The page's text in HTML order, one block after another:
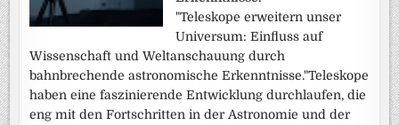
"Teleskope erweitern unser
Universum: Einfluss auf
Wissenschaft und Weltanschauung durch
bahnbrechende astronomische Erkenntnisse."Teleskope
haben eine faszinierende Entwicklung durchlaufen, die
eng mit den Fortschritten in der Astronomie und der